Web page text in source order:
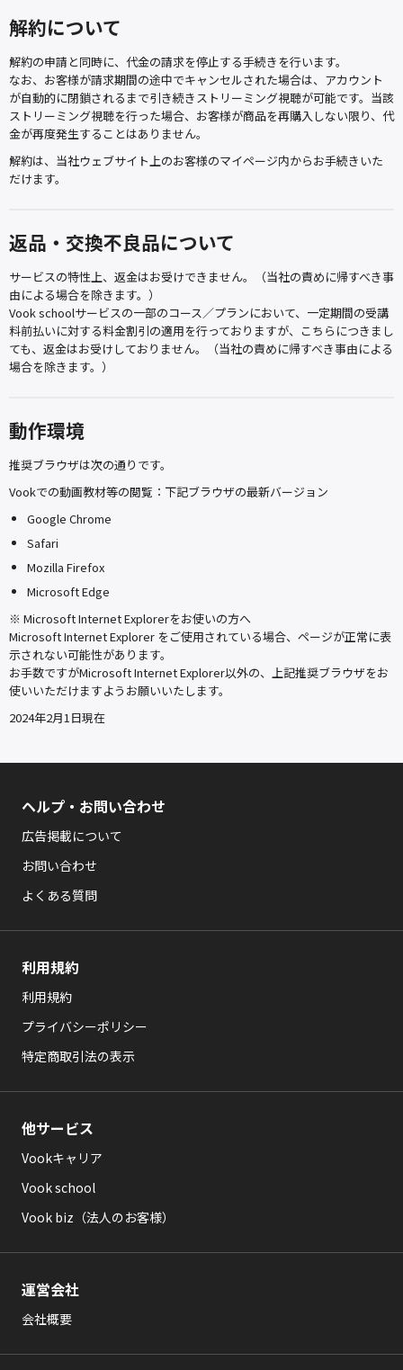
解約について
解約の申請と同時に、代金の請求を停止する手続きを行います。
なお、お客様が請求期間の途中でキャンセルされた場合は、アカウント
が自動的に閉鎖されるまで引き続きストリーミング視聴が可能です。当該
ストリーミング視聴を行った場合、お客様が商品を再購入しない限り、代
金が再度発生することはありません。
解約は、当社ウェブサイト上のお客様のマイページ内からお手続きいた
だけます。
返品・交換不良品について
サービスの特性上、返金はお受けできません。（当社の責めに帰すべき事
由による場合を除きます。）
Vook schoolサービスの一部のコース／プランにおいて、一定期間の受講
料前払いに対する料金割引の適用を行っておりますが、こちらにつきまし
ても、返金はお受けしておりません。（当社の責めに帰すべき事由による
場合を除きます。）
動作環境
推奨ブラウザは次の通りです。
Vookでの動画教材等の閲覧：下記ブラウザの最新バージョン
Google Chrome
Safari
Mozilla Firefox
Microsoft Edge
※ Microsoft Internet Explorerをお使いの方へ
Microsoft Internet Explorer をご使用されている場合、ページが正常に表
示されない可能性があります。
お手数ですがMicrosoft Internet Explorer以外の、上記推奨ブラウザをお
使いいただけますようお願いいたします。
2024年2月1日現在
ヘルプ・お問い合わせ
広告掲載について
お問い合わせ
よくある質問
利用規約
利用規約
プライバシーポリシー
特定商取引法の表示
他サービス
Vookキャリア
Vook school
Vook biz（法人のお客様）
運営会社
会社概要